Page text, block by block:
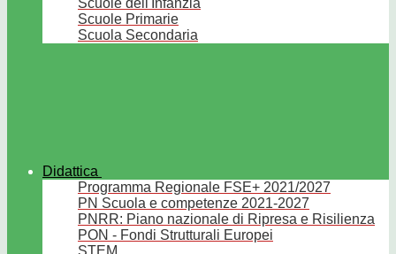
Scuole dell'Infanzia
Scuole Primarie
Scuola Secondaria
Didattica
Programma Regionale FSE+ 2021/2027
PN Scuola e competenze 2021-2027
PNRR: Piano nazionale di Ripresa e Risilienza
PON - Fondi Strutturali Europei